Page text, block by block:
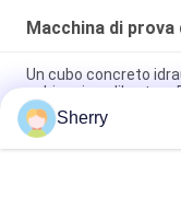
Macchina di
Un cubo concreto
schiaccia calibratura
Laboratorio della
compressibilità del
Macchina di prova
Sherry